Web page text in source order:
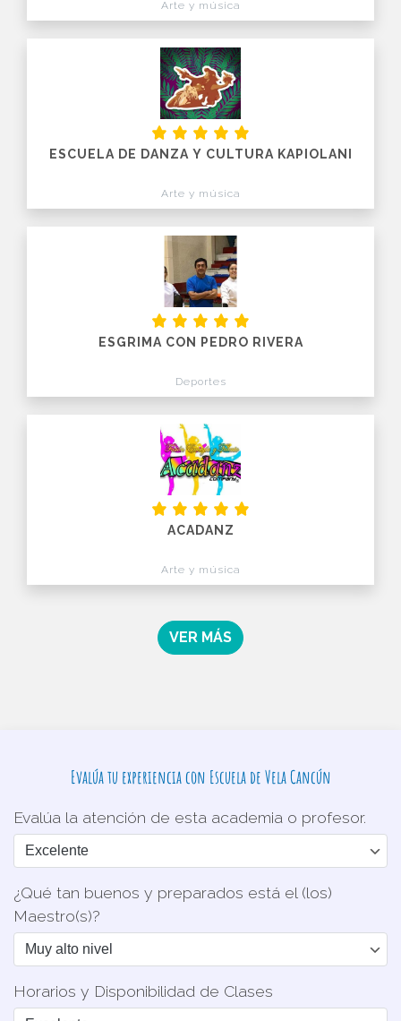
Arte y música
ESCUELA DE DANZA Y CULTURA KAPIOLANI
Arte y música
ESGRIMA CON PEDRO RIVERA
Deportes
ACADANZ
Arte y música
VER MÁS
Evalúa tu experiencia con Escuela de Vela Cancún
Evalúa la atención de esta academia o profesor.
¿Qué tan buenos y preparados está el (los)
Maestro(s)?
Horarios y Disponibilidad de Clases